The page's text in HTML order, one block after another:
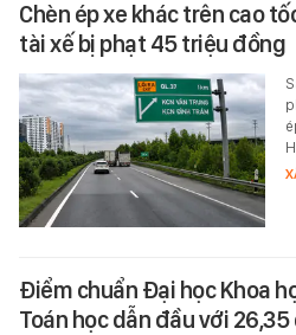
Chèn ép xe khác trên cao
tài xế bị phạt 45 triệu đồng
Điểm chuẩn Đại học Khoa
Toán học dẫn đầu với